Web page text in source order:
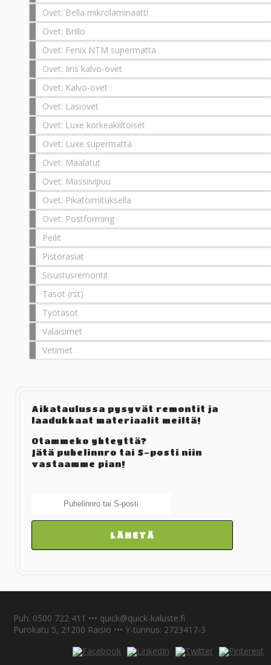
Ovet: Bella mikrolaminaatti
Ovet: Brillo
Ovet: Fenix NTM supermatta
Ovet: Iiris kalvo-ovet
Ovet: Kalvo-ovet
Ovet: Lasiovet
Ovet: Luxe korkeakiiltoiset
Ovet: Luxe supermatta
Ovet: Maalatut
Ovet: Massiivipuu
Ovet: Pikatoimituksella
Ovet: Postforming
Peilit
Pistorasiat
Sisustusremontit
Tasot (rst)
Työtasot
Valaisimet
Vetimet
Aikataulussa pysyvät remontit ja
laadukkaat materiaalit meiltä!
Otammeko yhteyttä?
Jätä puhelinnro tai S-posti niin
vastaamme pian!
Puh. 0500 722 411 ••• quick@quick-kaluste.fi
Purokatu 5, 21200 Raisio ••• Y-tunnus: 2723417-3